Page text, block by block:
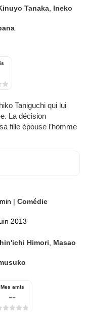
Tanaka, Ineko
Taniguchi qui lui
La décision
fille épouse l’homme
| Comédie
2013
Himori, Masao
Mes amis
--